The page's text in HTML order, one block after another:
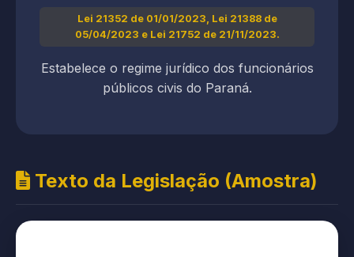
Lei 21352 de 01/01/2023, Lei 21388 de
05/04/2023 e Lei 21752 de 21/11/2023.
Estabelece o regime jurídico dos funcionários
públicos civis do Paraná.
Texto da Legislação (Amostra)